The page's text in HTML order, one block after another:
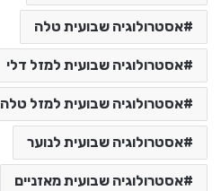
אסטרולוגיה שבועית טלה
אסטרולוגיה שבועית למזל דלי
אסטרולוגיה שבועית למזל טלה
אסטרולוגיה שבועית לנוער
אסטרולוגיה שבועית מאזניים